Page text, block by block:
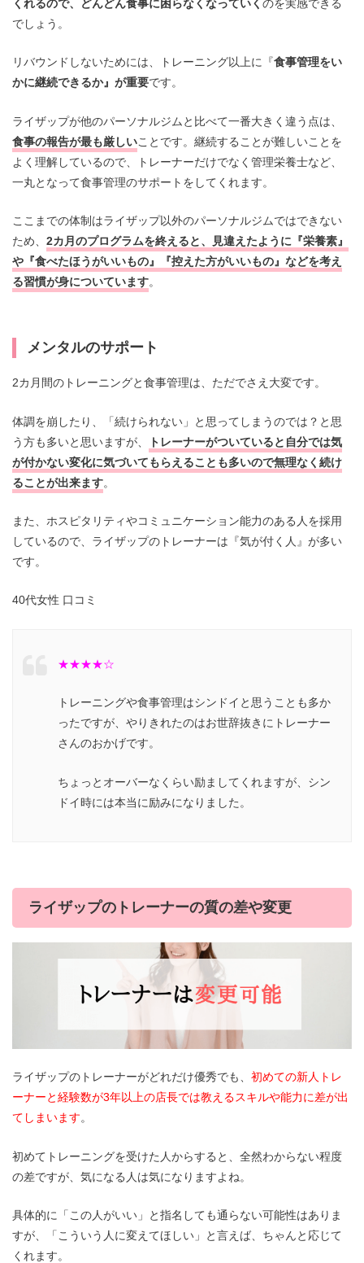
くれるので、どんどん食事に困らなくなっていく のを実感できる
でしょう。
リバウンドしないためには、トレーニング以上に『食事管理をい
かに継続できるか』が重要です。
ライザップが他のパーソナルジムと比べて一番大きく違う点は、
食事の報告が最も厳しいことです。継続することが難しいことを
よく理解しているので、トレーナーだけでなく管理栄養士など、
一丸となって食事管理のサポートをしてくれます。
ここまでの体制はライザップ以外のパーソナルジムではできない
ため、 2カ月のプログラムを終えると、見違えたように『栄養素』
や『食べたほうがいいもの』『控えた方がいいもの』などを考え
る習慣が身についています。
メンタルのサポート
2カ月間のトレーニングと食事管理は、ただでさえ大変です。
体調を崩したり、「続けられない」と思ってしまうのでは？と思
う方も多いと思いますが、
トレーナーがついていると自分では気
が付かない変化に気づいてもらえることも多いので無理なく続け
ることが出来ます。
また、ホスピタリティやコミュニケーション能力のある人を採用
しているので、ライザップのトレーナーは『気が付く人』が多い
です。
40代女性 口コミ
★★★★☆
トレーニングや食事管理はシンドイと思うことも多か
ったですが、やりきれたのはお世辞抜きにトレーナー
さんのおかげです。
ちょっとオーバーなくらい励ましてくれますが、シン
ドイ時には本当に励みになりました。
ライザップのトレーナーの質の差や変更
ライザップのトレーナーがどれだけ優秀でも、 初めての新人トレ
ーナーと経験数が3年以上の店長では教えるスキルや能力に差が出
てしまいます。
初めてトレーニングを受けた人からすると、全然わからない程度
の差ですが、気になる人は気になりますよね。
具体的に「この人がいい」と指名しても通らない可能性はありま
すが、「こういう人に変えてほしい」と言えば、ちゃんと応じて
くれます。